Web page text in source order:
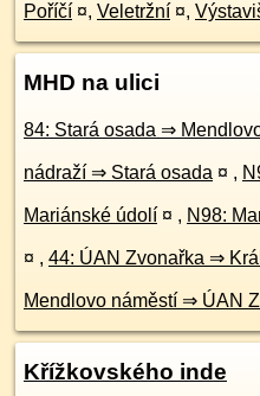
Poříčí ¤, Veletržní ¤,
MHD na ulici
84: Stará osada ⇒
nádraží ⇒ Stará osada ¤ ,
Mariánské údolí ¤ , N98:
¤ , 44: ÚAN Zvonařka ⇒
Mendlovo náměstí ⇒ ÚAN
Křížkovského inde